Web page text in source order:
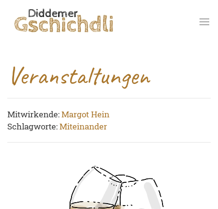
Veranstaltungen
Mitwirkende:Margot Hein
Schlagworte:Miteinander